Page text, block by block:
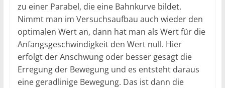
zu einer Parabel, die eine Bahnkurve bildet.
Nimmt man im Versuchsaufbau auch wieder den
optimalen Wert an, dann hat man als Wert für die
Anfangsgeschwindigkeit den Wert null. Hier
erfolgt der Anschwung oder besser gesagt die
Erregung der Bewegung und es entsteht daraus
eine geradlinige Bewegung. Das ist dann die